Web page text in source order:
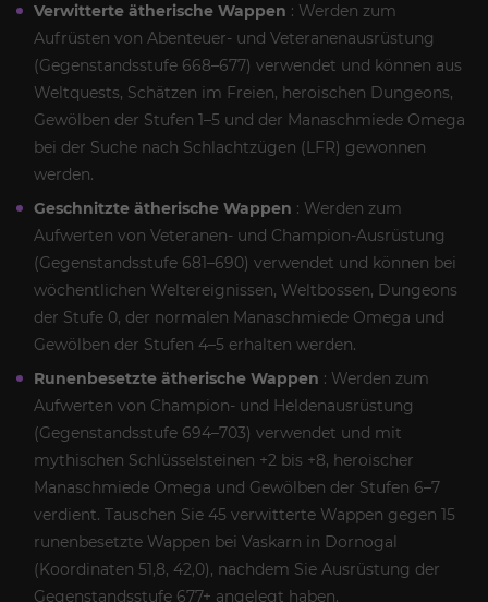
Verwitterte ätherische Wappen : Werden zum
Aufrüsten von Abenteuer- und Veteranenausrüstung
(Gegenstandsstufe 668–677) verwendet und können aus
Weltquests, Schätzen im Freien, heroischen Dungeons,
Gewölben der Stufen 1–5 und der Manaschmiede Omega
bei der Suche nach Schlachtzügen (LFR) gewonnen
werden.
Geschnitzte ätherische Wappen : Werden zum
Aufwerten von Veteranen- und Champion-Ausrüstung
(Gegenstandsstufe 681–690) verwendet und können bei
wöchentlichen Weltereignissen, Weltbossen, Dungeons
der Stufe 0, der normalen Manaschmiede Omega und
Gewölben der Stufen 4–5 erhalten werden.
Runenbesetzte ätherische Wappen : Werden zum
Aufwerten von Champion- und Heldenausrüstung
(Gegenstandsstufe 694–703) verwendet und mit
mythischen Schlüsselsteinen +2 bis +8, heroischer
Manaschmiede Omega und Gewölben der Stufen 6–7
verdient. Tauschen Sie 45 verwitterte Wappen gegen 15
runenbesetzte Wappen bei Vaskarn in Dornogal
(Koordinaten 51,8, 42,0), nachdem Sie Ausrüstung der
Gegenstandsstufe 677+ angelegt haben.